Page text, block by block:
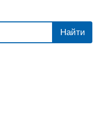
Найти